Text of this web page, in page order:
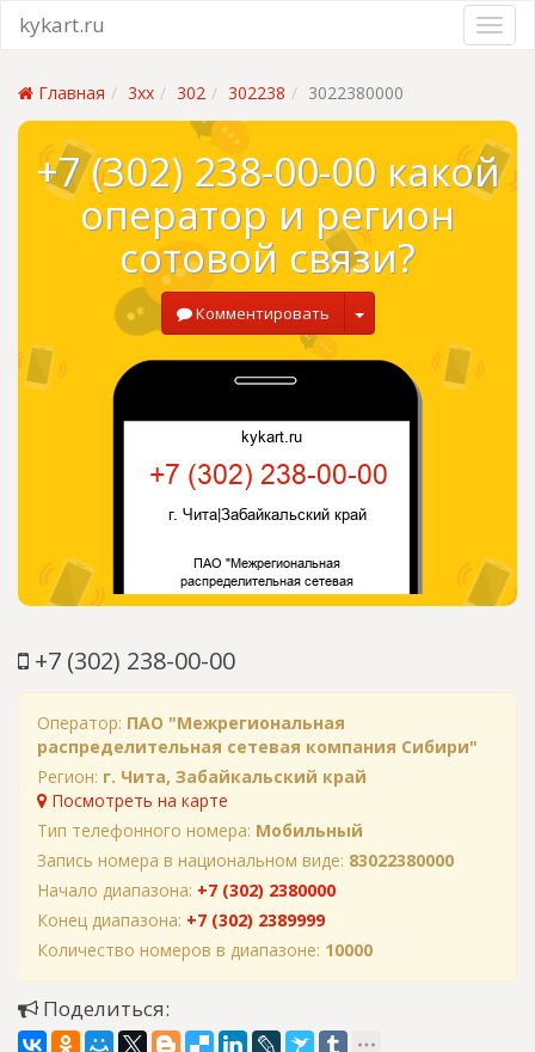
kykart.ru
Главная 3xx 302 302238 3022380000
+7 (302) 238-00-00 какой
оператор и регион
сотовой связи?
Комментировать
+7 (302) 238-00-00
Оператор: ПАО "Межрегиональная
распределительная сетевая компания Сибири"
Регион: г. Чита, Забайкальский край
Посмотреть на карте
Тип телефонного номера: Мобильный
Запись номера в национальном виде: 83022380000
Начало диапазона: +7 (302) 2380000
Конец диапазона: +7 (302) 2389999
Количество номеров в диапазоне: 10000
Поделиться: